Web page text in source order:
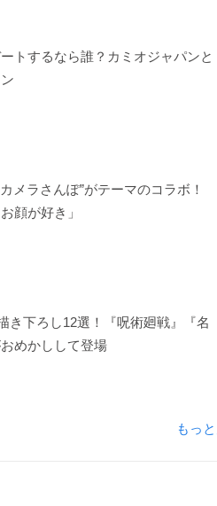
トするなら誰？カミオジャパンと
メラさんぽ”がテーマのコラボ！
顔が好き」
き下ろし12選！『呪術廻戦』『名
めかしして登場
もっ